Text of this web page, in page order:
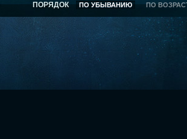
ПОРЯДОК ПО УБЫВАНИЮ ПО